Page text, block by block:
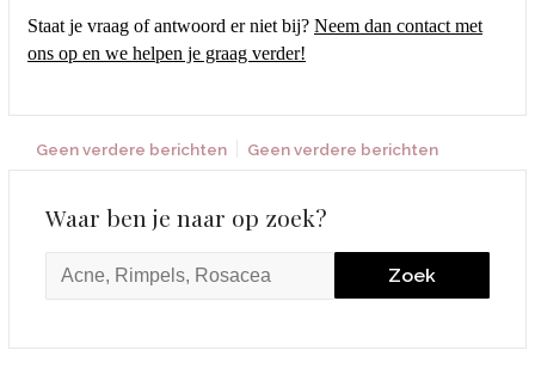
Staat je vraag of antwoord er niet bij? Neem dan contact met
ons op en we helpen je graag verder!
Geen verdere berichten Geen verdere berichten
Waar ben je naar op zoek?